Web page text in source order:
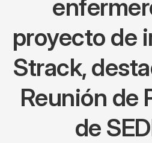
proyecto de
Strack,
Reunión de
de